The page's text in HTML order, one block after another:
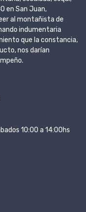
en San Juan,
al montañista de
indumentaria
que la constancia,
nos darían
10:00 a 14:00hs